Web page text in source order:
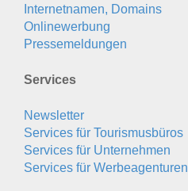
Internetnamen, Domains
Onlinewerbung
Pressemeldungen
Services
Newsletter
Services für Tourismusbüros
Services für Unternehmen
Services für Werbeagenturen